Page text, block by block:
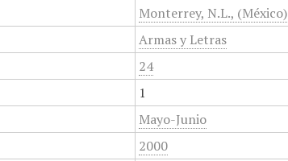
Monterrey, N.L., (México)
Armas y Letras
24
1
Mayo-Junio
2000